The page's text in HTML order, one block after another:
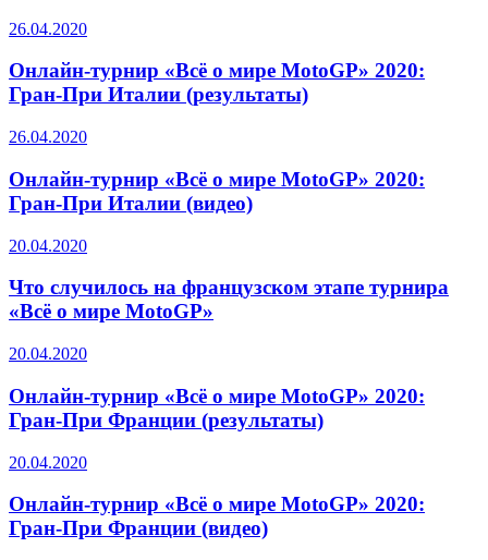
26.04.2020
Онлайн-турнир «Всё о мире MotoGP» 2020:
Гран-При Италии (результаты)
26.04.2020
Онлайн-турнир «Всё о мире MotoGP» 2020:
Гран-При Италии (видео)
20.04.2020
Что случилось на французском этапе турнира
«Всё о мире MotoGP»
20.04.2020
Онлайн-турнир «Всё о мире MotoGP» 2020:
Гран-При Франции (результаты)
20.04.2020
Онлайн-турнир «Всё о мире MotoGP» 2020:
Гран-При Франции (видео)